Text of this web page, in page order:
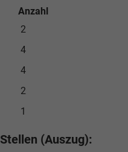
Anzahl
2
4
4
2
1
(Auszug):